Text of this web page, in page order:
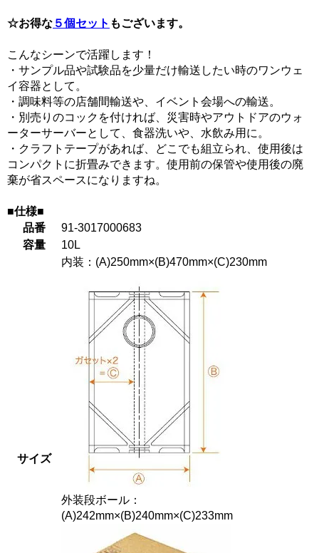
☆お得な ５個セット もございます。
こんなシーンで活躍します！
・サンプル品や試験品を少量だけ輸送したい時のワンウェ
イ容器として。
・調味料等の店舗間輸送や、イベント会場への輸送。
・別売りのコックを付ければ、災害時やアウトドアのウォ
ーターサーバーとして、食器洗いや、水飲み用に。
・クラフトテープがあれば、どこでも組立られ、使用後は
コンパクトに折畳みできます。使用前の保管や使用後の廃
棄が省スペースになりますね。
■仕様■
品番
91-3017000683
容量
10L
サイズ
内装：(A)250mm×(B)470mm×(C)230mm
外装段ボール：
(A)242mm×(B)240mm×(C)233mm